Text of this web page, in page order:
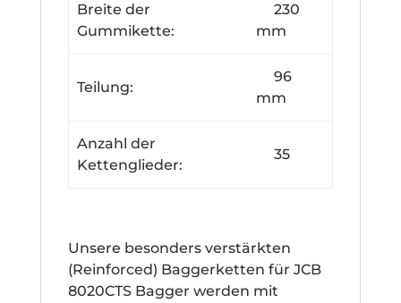
Breite der
Gummikette:
230
mm
Teilung:
96
mm
Anzahl der
Kettenglieder:
35
Unsere besonders verstärkten
(Reinforced) Baggerketten für JCB
8020CTS Bagger werden mit